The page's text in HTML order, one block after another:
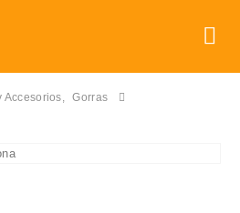
Accesorios, Gorras